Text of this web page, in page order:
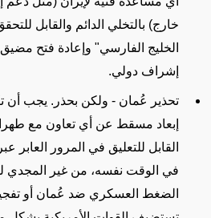
خارج) بالتخلي الدائم والقابل
الخليج الفارسي" وإعادة فتح
إشراف دولي.
تحذير عُمان - ولكن بحذر . يجب أن
إبعاد مسقط عن أي تعاون مع
القابل للتعليق في المرور
في الوقت نفسه، من غير المجدي
الضغط العسكري ضد عُمان أو تفجير